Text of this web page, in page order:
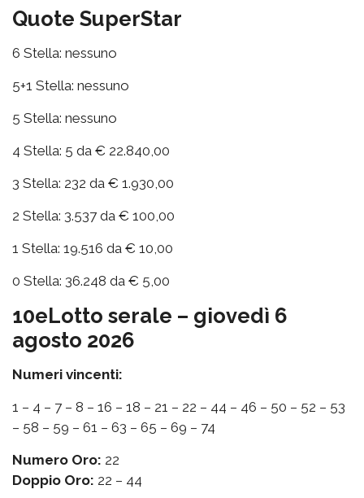
Quote SuperStar
6 Stella: nessuno
5+1 Stella: nessuno
5 Stella: nessuno
4 Stella: 5 da € 22.840,00
3 Stella: 232 da € 1.930,00
2 Stella: 3.537 da € 100,00
1 Stella: 19.516 da € 10,00
0 Stella: 36.248 da € 5,00
10eLotto serale – giovedì 6
agosto 2026
Numeri vincenti:
1 – 4 – 7 – 8 – 16 – 18 – 21 – 22 – 44 – 46 – 50 – 52 – 53
– 58 – 59 – 61 – 63 – 65 – 69 – 74
Numero Oro: 22
Doppio Oro: 22 – 44